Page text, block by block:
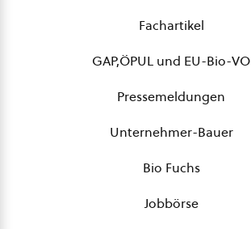
Fachartikel
GAP,ÖPUL und EU-Bio-VO
Pressemeldungen
Unternehmer-Bauer
Bio Fuchs
Jobbörse